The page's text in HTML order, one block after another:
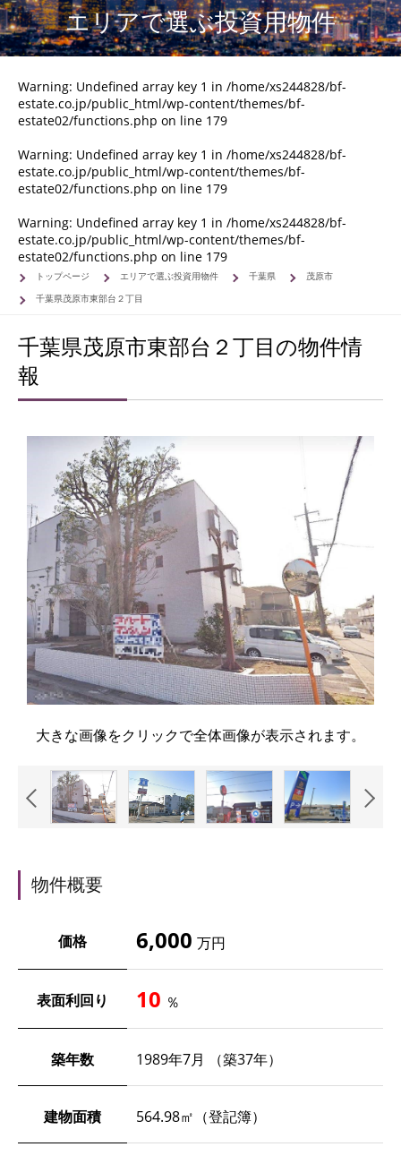
エリアで選ぶ投資用物件
Warning: Undefined array key 1 in /home/xs244828/bf-
estate.co.jp/public_html/wp-content/themes/bf-
estate02/functions.php on line 179
Warning: Undefined array key 1 in /home/xs244828/bf-
estate.co.jp/public_html/wp-content/themes/bf-
estate02/functions.php on line 179
Warning: Undefined array key 1 in /home/xs244828/bf-
estate.co.jp/public_html/wp-content/themes/bf-
estate02/functions.php on line 179
トップページ エリアで選ぶ投資用物件 千葉県
茂原市
千葉県茂原市東部台２丁目
千葉県茂原市東部台２丁目の物件情
報
大きな画像をクリックで全体画像が表示されます。
物件概要
価格 6,000 万円
表面利回り 10 ％
築年数 1989年7月 （築37年）
建物面積 564.98㎡（登記簿）